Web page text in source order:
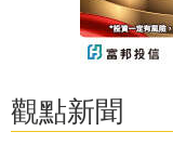
觀點新聞